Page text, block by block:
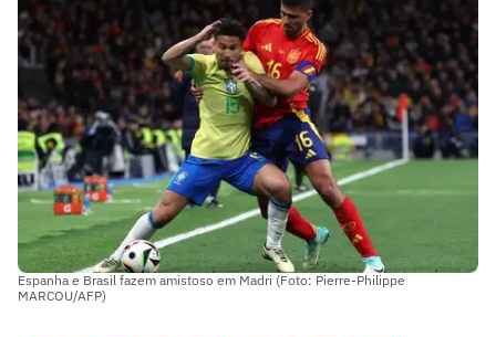
Espanha e Brasil fazem amistoso em Madri (Foto: Pierre-Philippe
MARCOU/AFP)